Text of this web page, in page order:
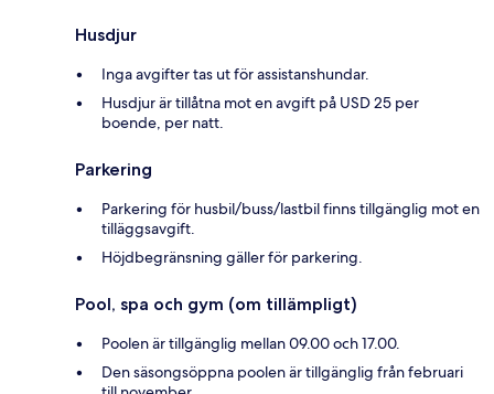
Husdjur
Inga avgifter tas ut för assistanshundar.
Husdjur är tillåtna mot en avgift på USD 25 per
boende, per natt.
Parkering
Parkering för husbil/buss/lastbil finns tillgänglig mot en
tilläggsavgift.
Höjdbegränsning gäller för parkering.
Pool, spa och gym (om tillämpligt)
Poolen är tillgänglig mellan 09.00 och 17.00.
Den säsongsöppna poolen är tillgänglig från februari